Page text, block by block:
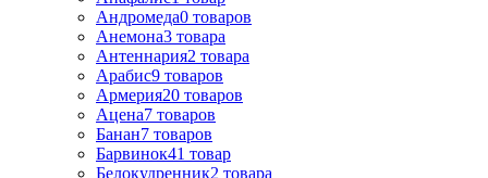
Андромеда0 товаров
Анемона3 товара
Антеннария2 товара
Арабис9 товаров
Армерия20 товаров
Ацена7 товаров
Банан7 товаров
Барвинок41 товар
Белокудренник2 товара